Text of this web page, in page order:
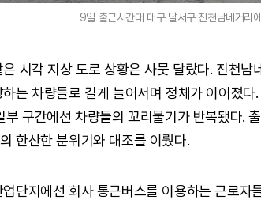
9일 출근시간대 대구 달서구 진천남네거리
은 시각 지상 도로 상황은 사뭇 달랐다. 진천
는 차량들로 길게 늘어서며 정체가 이어졌
부 구간에선 차량들의 꼬리물기가 반복됐다.
한산한 분위기와 대조를 이뤘다.
업단지에선 회사 통근버스를 이용하는 근로자